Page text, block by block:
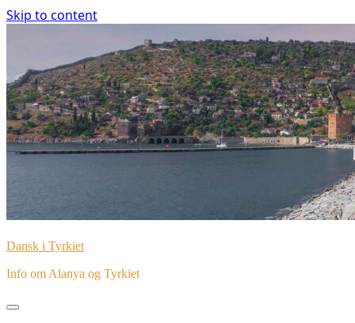
Skip to content
Dansk i Tyrkiet
Info om Alanya og Tyrkiet